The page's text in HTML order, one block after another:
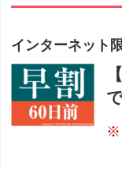
インターネット